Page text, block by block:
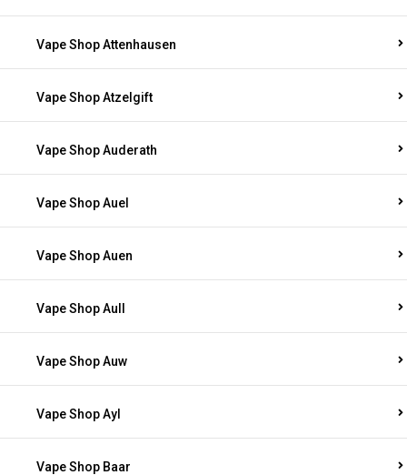
Vape Shop Attenhausen
Vape Shop Atzelgift
Vape Shop Auderath
Vape Shop Auel
Vape Shop Auen
Vape Shop Aull
Vape Shop Auw
Vape Shop Ayl
Vape Shop Baar